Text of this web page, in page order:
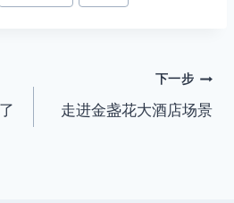
下一步
走进金盏花大酒店场景